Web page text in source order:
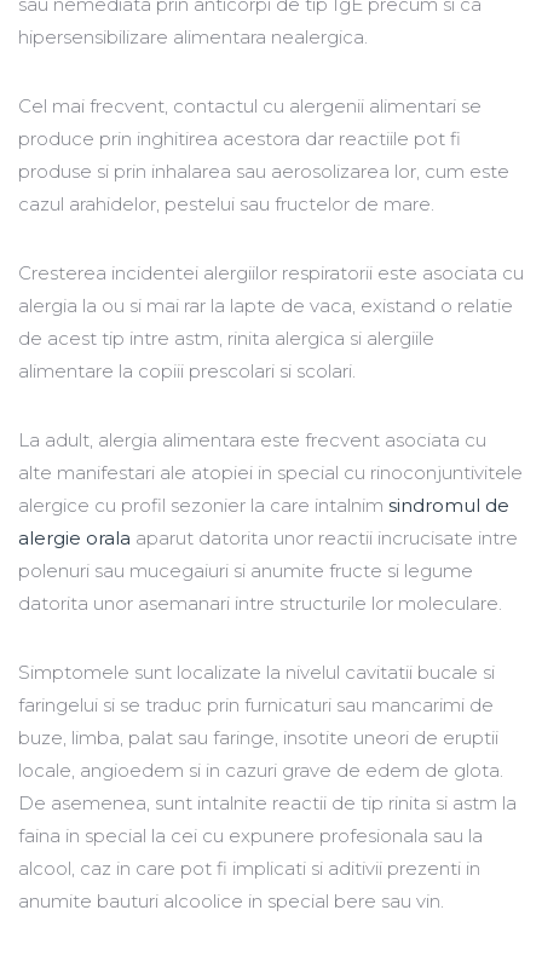
hipersensibilizare alimentara nealergica.
Cel mai frecvent, contactul cu alergenii alimentari se
produce prin inghitirea acestora dar reactiile pot fi
produse si prin inhalarea sau aerosolizarea lor, cum este
cazul arahidelor, pestelui sau fructelor de mare.
Cresterea incidentei alergiilor respiratorii este asociata cu
alergia la ou si mai rar la lapte de vaca, existand o relatie
de acest tip intre astm, rinita alergica si alergiile
alimentare la copiii prescolari si scolari.
La adult, alergia alimentara este frecvent asociata cu
alte manifestari ale atopiei in special cu rinoconjuntivitele
alergice cu profil sezonier la care intalnim sindromul de
alergie orala aparut datorita unor reactii incrucisate intre
polenuri sau mucegaiuri si anumite fructe si legume
datorita unor asemanari intre structurile lor moleculare.
Simptomele sunt localizate la nivelul cavitatii bucale si
faringelui si se traduc prin furnicaturi sau mancarimi de
buze, limba, palat sau faringe, insotite uneori de eruptii
locale, angioedem si in cazuri grave de edem de glota.
De asemenea, sunt intalnite reactii de tip rinita si astm la
faina in special la cei cu expunere profesionala sau la
alcool, caz in care pot fi implicati si aditivii prezenti in
anumite bauturi alcoolice in special bere sau vin.